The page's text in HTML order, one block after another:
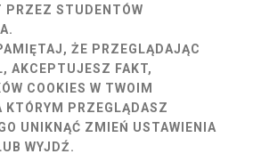
PRZEZ STUDENTÓW
ŻE PRZEGLĄDAJĄC
AKCEPTUJESZ FAKT,
COOKIES W TWOIM
KTÓRYM PRZEGLĄDASZ
UNIKNĄĆ ZMIEŃ USTAWIENIA
WYJDŹ.